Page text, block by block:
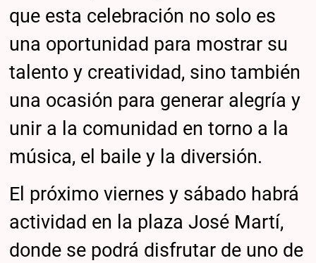
que esta celebración no solo es
una oportunidad para mostrar su
talento y creatividad, sino también
una ocasión para generar alegría y
unir a la comunidad en torno a la
música, el baile y la diversión.
El próximo viernes y sábado habrá
actividad en la plaza José Martí,
donde se podrá disfrutar de uno de